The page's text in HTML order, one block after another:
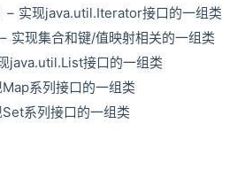
– 实现java.util.Iterator接口的一组类
– 实现集合和键/值映射相关的一组类
java.util.List接口的一组类
系列接口的一组类
系列接口的一组类